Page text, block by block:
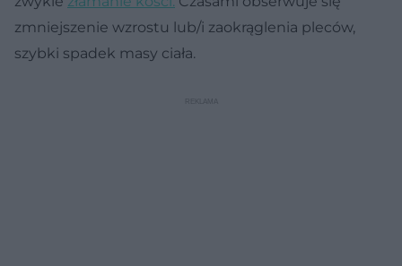
zmniejszenie wzrostu lub/i zaokrąglenia pleców,
szybki spadek masy ciała.